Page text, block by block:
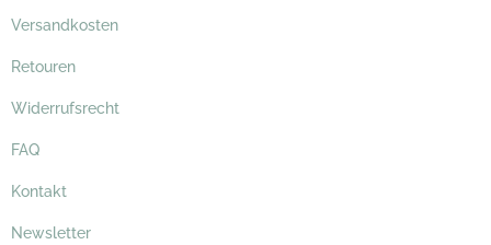
Versandkosten
Retouren
Widerrufsrecht
FAQ
Kontakt
Newsletter